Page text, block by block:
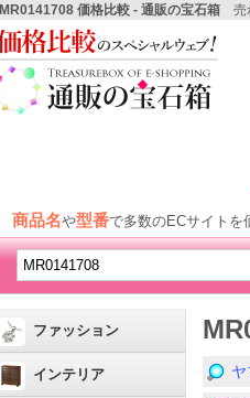
MR0141708 価格比較 - 通販の宝石箱 売
商品名や型番で多数のECサイト
ファッション
インテリア